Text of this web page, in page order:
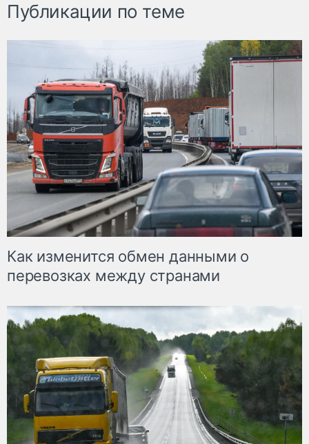
Публикации по теме
Как изменится обмен данными о
перевозках между странами